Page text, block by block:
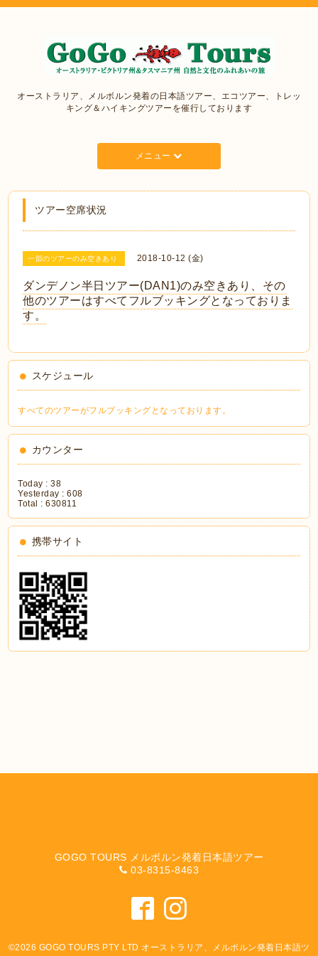
オーストラリア、メルボルン発着の日本語ツアー、エコツアー、トレッ
キング＆ハイキングツアーを催行しております
メニュー
ツアー空席状況
一部のツアーのみ空きあり 2018-10-12 (金)
ダンデノン半日ツアー(DAN1)のみ空きあり、その
他のツアーはすべてフルブッキングとなっておりま
す。
スケジュール
すべてのツアーがフルブッキングとなっております。
カウンター
Today :38
Yesterday :608
Total :630811
携帯サイト
GOGO TOURS メルボルン発着日本語ツアー
03-8315-8463
©2026 GOGO TOURS PTY LTD オーストラリア、メルボルン発着日本語ツ